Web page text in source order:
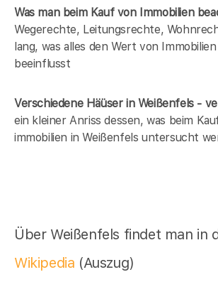
Was man beim Kauf von Immobilien
Wegerechte, Leitungsrechte,
lang, was alles den Wert von
beeinflusst
Verschiedene Häüser in Weißenfels -
ein kleiner Anriss dessen, was beim
immobilien in Weißenfels untersucht
Über Weißenfels findet man in
Wikipedia (Auszug)